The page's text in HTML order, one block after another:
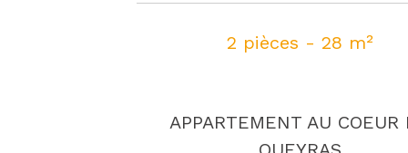
2 pièces - 28 m²
APPARTEMENT AU COEUR